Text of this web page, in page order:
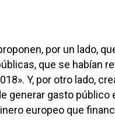
por un lado,
que se habían
Y, por otro lado,
generar gasto público
europeo que